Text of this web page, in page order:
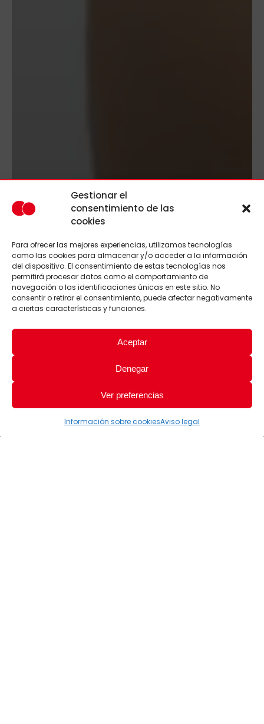
Gestionar el
consentimiento de las
cookies
Para ofrecer las mejores experiencias, utilizamos tecnologías
como las cookies para almacenar y/o acceder a la información
del dispositivo. El consentimiento de estas tecnologías nos
permitirá procesar datos como el comportamiento de
navegación o las identificaciones únicas en este sitio. No
consentir o retirar el consentimiento, puede afectar negativamente
a ciertas características y funciones.
Aceptar
Denegar
Ver preferencias
Información sobre cookiesAviso legal